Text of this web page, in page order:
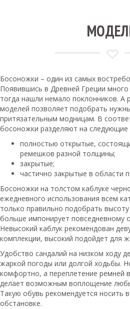
Босоножки – один из самых
Появившись в Древней Греции
тогда нашли немало поклонников. А
моделей позволяет подобрать
притязательным модницам. В
босоножки разделяют на следующие
полностью открытые,
ремешков разной толщины;
закрытые;
частично закрытые в области
Босоножки на толстом каблуке
ежедневного использования всем
только правильно подобрать
больше импонирует повседневному
Невысокий каблук рекомендован
комплекции, высокий подойдет для
Удобство сандалий на низком ходу
жаркой погоды или долгой ходьбы.
комфортно, а переплетение ремней
делает возможным воплощение
Такую обувь рекомендуется носить
обстановке.